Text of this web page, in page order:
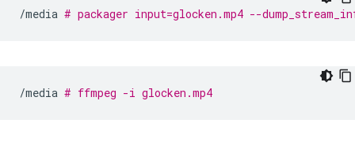
/media # packager input=glocken.mp4 --
/media # ffmpeg -i glocken.mp4